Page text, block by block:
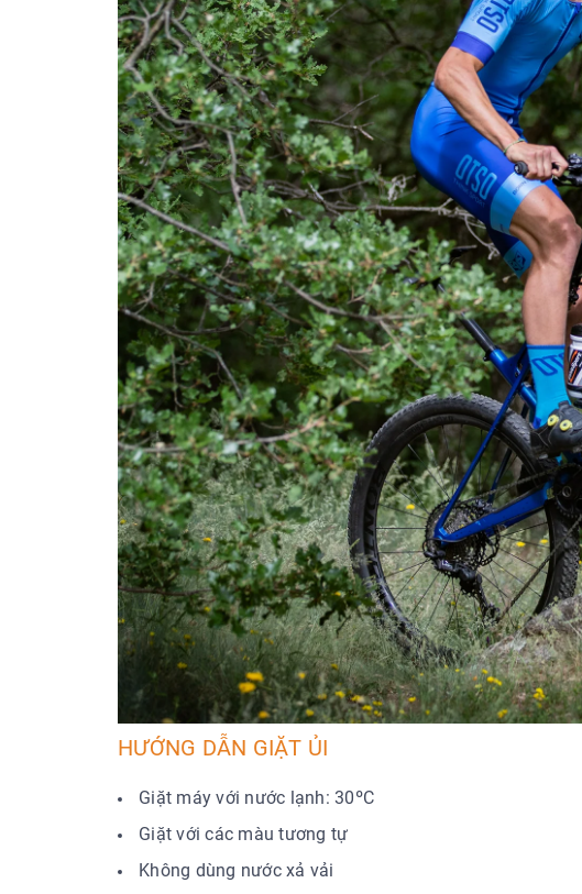
HƯỚNG DẪN GIẶT ỦI
Giặt máy với nước lạnh: 30ºC
Giặt với các màu tương tự
Không dùng nước xả vải